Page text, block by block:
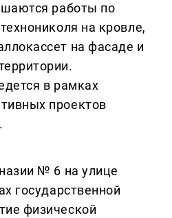
работы по
на кровле,
на фасаде и
в рамках
проектов
№ 6 на улице
государственной
физической